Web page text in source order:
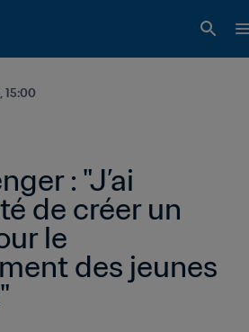
15:00
: "J’ai
de créer un
le
des jeunes